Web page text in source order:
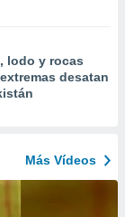
lodo y rocas
desatan
Más Vídeos